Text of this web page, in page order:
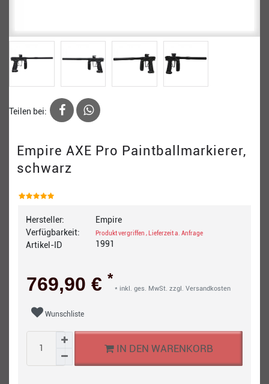
Teilen bei:
Empire AXE Pro Paintballmarkierer,
schwarz
Hersteller:
Verfügbarkeit:
Artikel-ID
Empire
Produkt vergriffen , Lieferzeit a. Anfrage
1991
769,90 € *
* inkl. ges. MwSt. zzgl. Versandkosten
Wunschliste
IN DEN WARENKORB